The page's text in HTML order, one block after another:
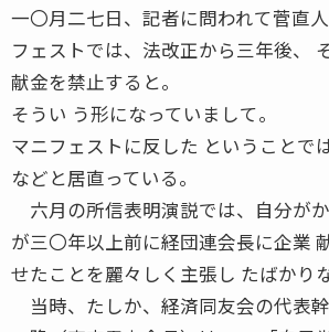
一〇月二七日、記者に問われて菅
フェストでは、法改正から三年後、
献金を禁止すると。
そうい う形になっていまして。
マニフェストに反した ということ
などと居直っている。
六月の所信表明演説では、自分が
が三〇年以上前に経団連会長に企業
せたことを麗々しく主張し たばかり
当時、たしか、経済同友会の代表